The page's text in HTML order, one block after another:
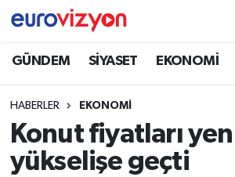
GÜNDEM SİYASET EKONOMİ
HABERLER EKONOMİ
Konut fiyatları
yükselişe geçti